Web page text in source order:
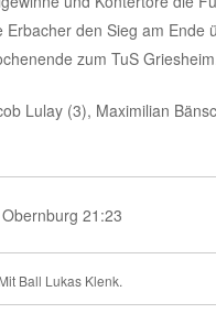
den Sieg am Ende
zum TuS
Lulay (3), Maximilian
21:23
Mit Ball Lukas Klenk.